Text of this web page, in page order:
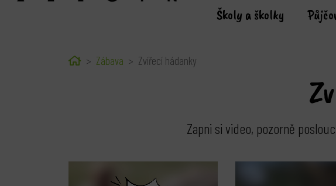
Školy a školky
HomeZábava Zvířecí hádanky
Zapni si video, pozorně